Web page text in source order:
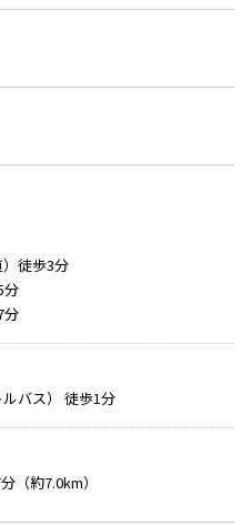
徒歩3分
分
分
バス） 徒歩1分
（約7.0km）